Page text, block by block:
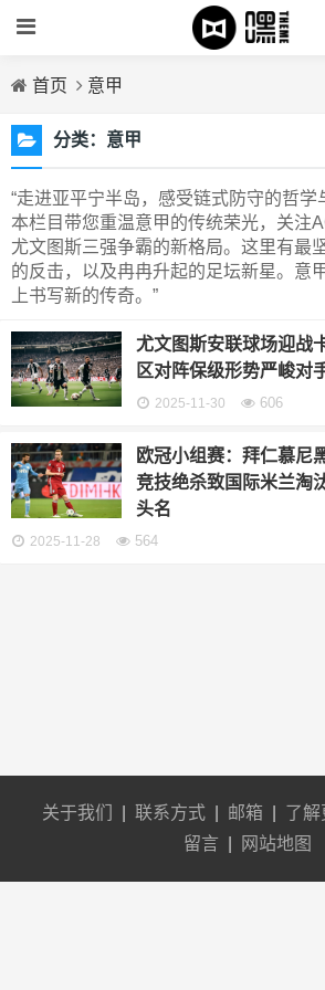
首页 意甲
分类： 意甲
“走进亚平宁半岛，感受链式防守的哲学
本栏目带您重温意甲的传统荣光，关注
尤文图斯三强争霸的新格局。这里有最
的反击，以及冉冉升起的足坛新星。意
上书写新的传奇。”
尤文图斯安联球场迎战
区对阵保级形势严峻对
2025-11-30 606
欧冠小组赛：拜仁慕尼
竞技绝杀致国际米兰淘
头名
2025-11-28 564
关于我们 联系方式 邮箱 了解
留言
网站地图